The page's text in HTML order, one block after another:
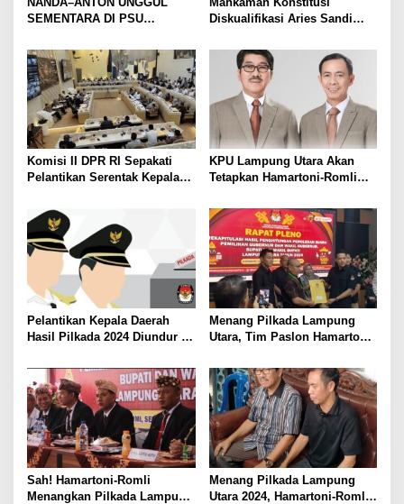
SEMENTARA DI PSU
COUNT RAKATA Unggul di 8
dari 11 Kecamatan, Tim
Pemenangan Tetap Tunggu
Data Final
Diskualifikasi Aries Sandi
Pesawaran 2024
Komisi II DPR RI Sepakati
Pelantikan Serentak Kepala
KPU Lampung Utara Akan
Tetapkan Hamartoni-Romli
Bupati Terpilih Besok
Pelantikan Kepala Daerah
Hasil Pilkada 2024 Diundur ke
Menang Pilkada Lampung
Utara, Tim Paslon Hamartoni-
dan Terimakasih Kepada
Semua Pihak
Sah! Hamartoni-Romli
Menangkan Pilkada Lampung
Menang Pilkada Lampung
Utara 2024, Hamartoni-Romli